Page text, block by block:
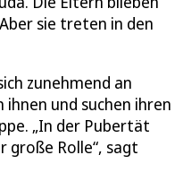
sie treten in den
zunehmend an
ihnen und suchen ihren
„In der Pubertät
große Rolle“, sagt